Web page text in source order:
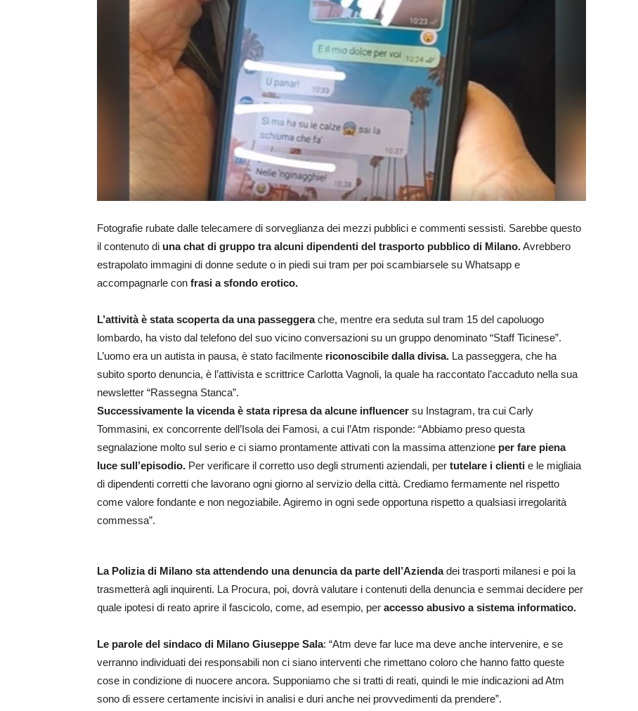
Fotografie rubate dalle telecamere di sorveglianza dei mezzi pubblici e commenti sessisti. Sarebbe questo
il contenuto di una chat di gruppo tra alcuni dipendenti del trasporto pubblico di Milano.Avrebbero
estrapolato immagini di donne sedute o in piedi sui tram per poi scambiarsele su Whatsapp e
accompagnarle con frasi a sfondo erotico.
L’attività è stata scoperta da una passeggerache, mentre era seduta sul tram 15 del capoluogo
lombardo, ha visto dal telefono del suo vicino conversazioni su un gruppo denominato “Staff Ticinese”.
L’uomo era un autista in pausa, è stato facilmente riconoscibile dalla divisa. La passeggera, che ha
subito sporto denuncia, è l’attivista e scrittrice Carlotta Vagnoli, la quale ha raccontato l’accaduto nella sua
newsletter “Rassegna Stanca”.
Successivamente la vicenda è stata ripresa da alcune influencer su Instagram, tra cui Carly
Tommasini, ex concorrente dell’Isola dei Famosi, a cui l’Atm risponde: “Abbiamo preso questa
segnalazione molto sul serio e ci siamo prontamente attivati con la massima attenzione per fare piena
luce sull’episodio. Per verificare il corretto uso degli strumenti aziendali, per tutelare i clienti e le migliaia
di dipendenti corretti che lavorano ogni giorno al servizio della città. Crediamo fermamente nel rispetto
come valore fondante e non negoziabile. Agiremo in ogni sede opportuna rispetto a qualsiasi irregolarità
commessa”.
La Polizia di Milano sta attendendo una denuncia da parte dell’Aziendadei trasporti milanesi e poi la
trasmetterà agli inquirenti. La Procura, poi, dovrà valutare i contenuti della denuncia e semmai decidere per
quale ipotesi di reato aprire il fascicolo, come, ad esempio, per accesso abusivo a sistema informatico.
Le parole del sindaco di Milano Giuseppe Sala: “Atm deve far luce ma deve anche intervenire, e se
verranno individuati dei responsabili non ci siano interventi che rimettano coloro che hanno fatto queste
cose in condizione di nuocere ancora. Supponiamo che si tratti di reati, quindi le mie indicazioni ad Atm
sono di essere certamente incisivi in analisi e duri anche nei provvedimenti da prendere”.